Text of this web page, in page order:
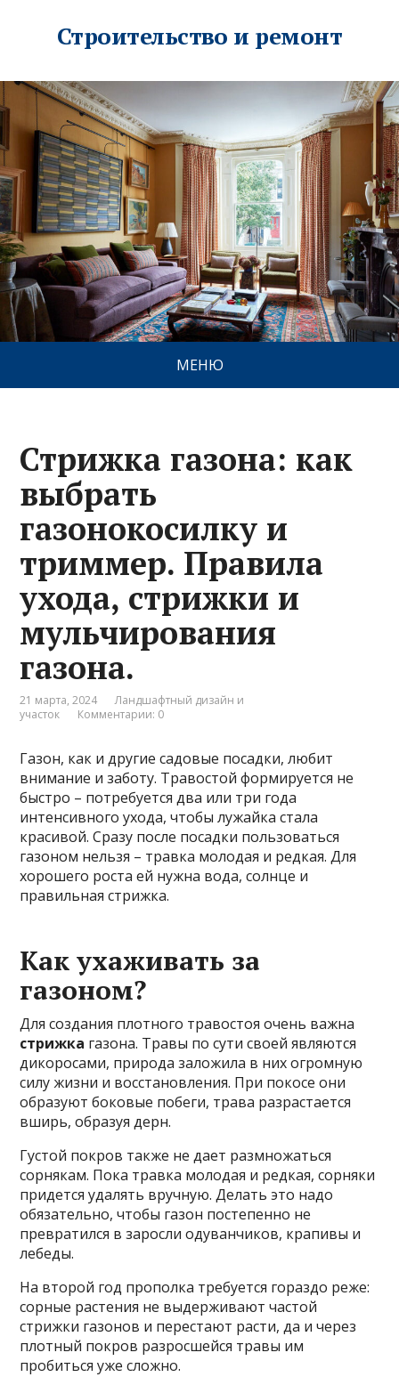
Строительство и ремонт
МЕНЮ
Стрижка газона: как
выбрать
газонокосилку и
триммер. Правила
ухода, стрижки и
мульчирования
газона.
21 марта, 2024
Ландшафтный дизайн и
участок
Комментарии: 0
Газон, как и другие садовые посадки, любит
внимание и заботу. Травостой формируется не
быстро – потребуется два или три года
интенсивного ухода, чтобы лужайка стала
красивой. Сразу после посадки пользоваться
газоном нельзя – травка молодая и редкая. Для
хорошего роста ей нужна вода, солнце и
правильная стрижка.
Как ухаживать за
газоном?
Для создания плотного травостоя очень важна
стрижка газона. Травы по сути своей являются
дикоросами, природа заложила в них огромную
силу жизни и восстановления. При покосе они
образуют боковые побеги, трава разрастается
вширь, образуя дерн.
Густой покров также не дает размножаться
сорнякам. Пока травка молодая и редкая, сорняки
придется удалять вручную. Делать это надо
обязательно, чтобы газон постепенно не
превратился в заросли одуванчиков, крапивы и
лебеды.
На второй год прополка требуется гораздо реже:
сорные растения не выдерживают частой
стрижки газонов и перестают расти, да и через
плотный покров разросшейся травы им
пробиться уже сложно.